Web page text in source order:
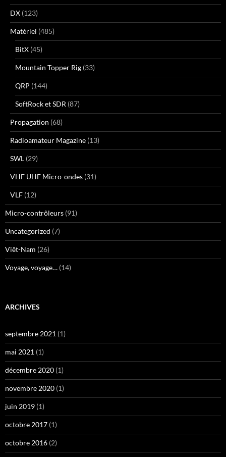
DX (123)
Matériel (485)
BitX (45)
Mountain Topper Rig (33)
QRP (144)
SoftRock et SDR (87)
Propagation (68)
Radioamateur Magazine (13)
SWL (29)
VHF UHF Micro-ondes (31)
VLF (12)
Micro-contrôleurs (91)
Uncategorized (7)
Viêt-Nam (26)
Voyage, voyage… (14)
ARCHIVES
septembre 2021 (1)
mai 2021 (1)
décembre 2020 (1)
novembre 2020 (1)
juin 2019 (1)
octobre 2017 (1)
octobre 2016 (2)